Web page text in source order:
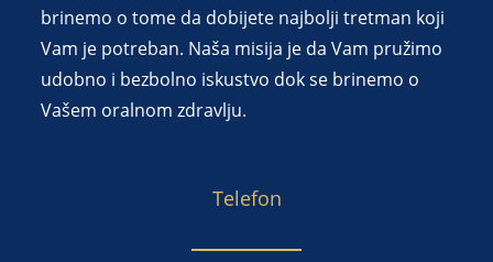
brinemo o tome da dobijete najbolji tretman koji
Vam je potreban. Naša misija je da Vam pružimo
udobno i bezbolno iskustvo dok se brinemo o
Vašem oralnom zdravlju.
Telefon